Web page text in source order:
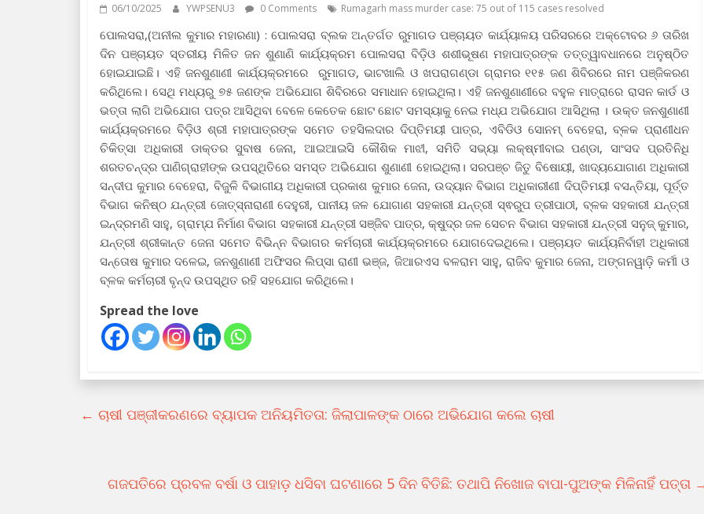
06/10/2025 YWPSENU3 0 Comments Rumagarh mass murder case: 75 out of 115 cases resolved
ପୋଲସରା,(ଅନୀଲ କୁମାର ମହାରଣା) : ପୋଲସରା ବ୍ଲକ ଅନ୍ତର୍ଗତ ରୁମାଗଡ ପଞ୍ଚାୟତ କାର୍ଯ୍ୟାଳୟ ପରିସରରେ ଅକ୍ଟୋବର ୬ ତାରିଖ
ଦିନ ପଞ୍ଚାୟତ ସ୍ତରୀୟ ମିଳିତ ଜନ ଶୁଣାଣି କାର୍ଯ୍ୟକ୍ରମ ପୋଲସରା ବିଡ଼ିଓ ଶଶୀଭୂଷଣ ମହାପାତ୍ରଙ୍କ ତତ୍ତ୍ୱାବଧାନରେ ଅନୁଷ୍ଠିତ
ହୋଇଯାଇଛି। ଏହି ଜନଶୁଣାଣୀ କାର୍ଯ୍ୟକ୍ରମରେ ରୁମାଗଡ, ଭାଟଖାଲି ଓ ଖପରାଗଣ୍ଡା ଗ୍ରାମର ୧୧୫ ଜଣ ଶିବିରରେ ନାମ ପଞ୍ଜିକରଣ
କରିଥିଲେ। ସେଥି ମଧ୍ୟରୁ ୭୫ ଜଣଙ୍କ ଅଭିଯୋଗ ଶିବିରରେ ସମାଧାନ ହୋଇଥିଲା। ଏହି ଜନଶୁଣାଣୀରେ ବହୁଳ ମାତ୍ରାରେ ରାସନ କାର୍ଡ ଓ
ଭତ୍ତା ଲାଗି ଅଭିଯୋଗ ପତ୍ର ଆସିଥିବା ବେଳେ କେତେକ ଛୋଟ ଛୋଟ ସମସ୍ୟାକୁ ନେଇ ମଧ୍ଯ ଅଭିଯୋଗ ଆସିଥିଲା । ଉକ୍ତ ଜନଶୁଣାଣୀ
କାର୍ଯ୍ୟକ୍ରମରେ ବିଡ଼ିଓ ଶ୍ରୀ ମହାପାତ୍ରଙ୍କ ସମେତ ତହସିଲଦାର ଦିପ୍ତିମୟୀ ପାତ୍ର, ଏବିଡିଓ ସୋନମ୍ ବେହେରା, ବ୍ଳକ ପ୍ରାଣୀଧନ
ଚିକିତ୍ସା ଅଧିକାରୀ ଡାକ୍ତର ସୁବାଷ ଜେନା, ଆଇଆଇସି କୌଶିକ ମାଝୀ, ସମିତି ସଭ୍ୟା ଲକ୍ଷ୍ମୀବାଇ ପଣ୍ଡା, ସାଂସଦ ପ୍ରତିନିଧି
ଶରତଚନ୍ଦ୍ର ପାଣିଗ୍ରାହୀଙ୍କ ଉପସ୍ଥିତିରେ ସମସ୍ତ ଅଭିଯୋଗ ଶୁଣାଣୀ ହୋଇଥିଲା। ସରପଞ୍ଚ ଜିତୁ ବିଷୋୟୀ, ଖାଦ୍ୟଯୋଗାଣ ଅଧିକାରୀ
ସନ୍ଦୀପ କୁମାର ବେହେରା, ବିଜୁଳି ବିଭାଗୀୟ ଅଧିକାରୀ ପ୍ରକାଶ କୁମାର ଜେନା, ଉଦ୍ୟାନ ବିଭାଗ ଅଧିକାରୀଣୀ ଦିପ୍ତିମୟୀ ବସନ୍ତିୟା, ପୂର୍ତ୍ତ
ବିଭାଗ କନିଷ୍ଠ ଯନ୍ତ୍ରୀ ଜୋତ୍ସ୍ନାରାଣୀ ଦେହୁରୀ, ପାନୀୟ ଜଳ ଯୋଗାଣ ସହକାରୀ ଯନ୍ତ୍ରୀ ସ୍ଵରୁପ ତ୍ରୀପାଠୀ, ବ୍ଳକ ସହକାରୀ ଯନ୍ତ୍ରୀ
ଇନ୍ଦ୍ରମଣି ସାହୁ, ଗ୍ରାମ୍ଯ ନିର୍ମାଣ ବିଭାଗ ସହକାରୀ ଯନ୍ତ୍ରୀ ସଞ୍ଜିବ ପାତ୍ର, କ୍ଷୁଦ୍ର ଜଳ ସେଚନ ବିଭାଗ ସହକାରୀ ଯନ୍ତ୍ରୀ ସନୁଜ୍ କୁମାର,
ଯନ୍ତ୍ରୀ ଶ୍ରୀକାନ୍ତ ଜେନା ସମେତ ବିଭିନ୍ନ ବିଭାଗର କର୍ମଚାରୀ କାର୍ଯ୍ୟକ୍ରମରେ ଯୋଗଦେଇଥିଲେ। ପଞ୍ଚାୟତ କାର୍ଯ୍ୟନିର୍ବାହୀ ଅଧିକାରୀ
ସନ୍ତୋଷ କୁମାର ଦଳେଇ, ଜନଶୁଣାଣୀ ଅଫିସର ଲିପ୍ସା ରାଣୀ ଭଞ୍ଜ, ଜିଆରଏସ ବଳରାମ ସାହୁ, ରାଜିବ କୁମାର ଜେନା, ଅଙ୍ଗନୱାଡ଼ି କର୍ମୀ ଓ
ବ୍ଳକ କର୍ମଚାରୀ ବୃନ୍ଦ ଉପସ୍ଥିତ ରହି ସହଯୋଗ କରିଥିଲେ।
Spread the love
← ଚାଷୀ ପଞ୍ଜୀକରଣରେ ବ୍ୟାପକ ଅନିୟମିତତା: ଜିଲାପାଳଙ୍କ ଠାରେ ଅଭିଯୋଗ କଲେ ଚାଷୀ
ଗଜପତିରେ ପ୍ରବଳ ବର୍ଷା ଓ ପାହାଡ଼ ଧସିବା ଘଟଣାରେ 5 ଦିନ ବିତିଛି: ତଥାପି ନିଖୋଜ ବାପା-ପୁଅଙ୍କ ମିଳିନାହିଁ ପତ୍ତା